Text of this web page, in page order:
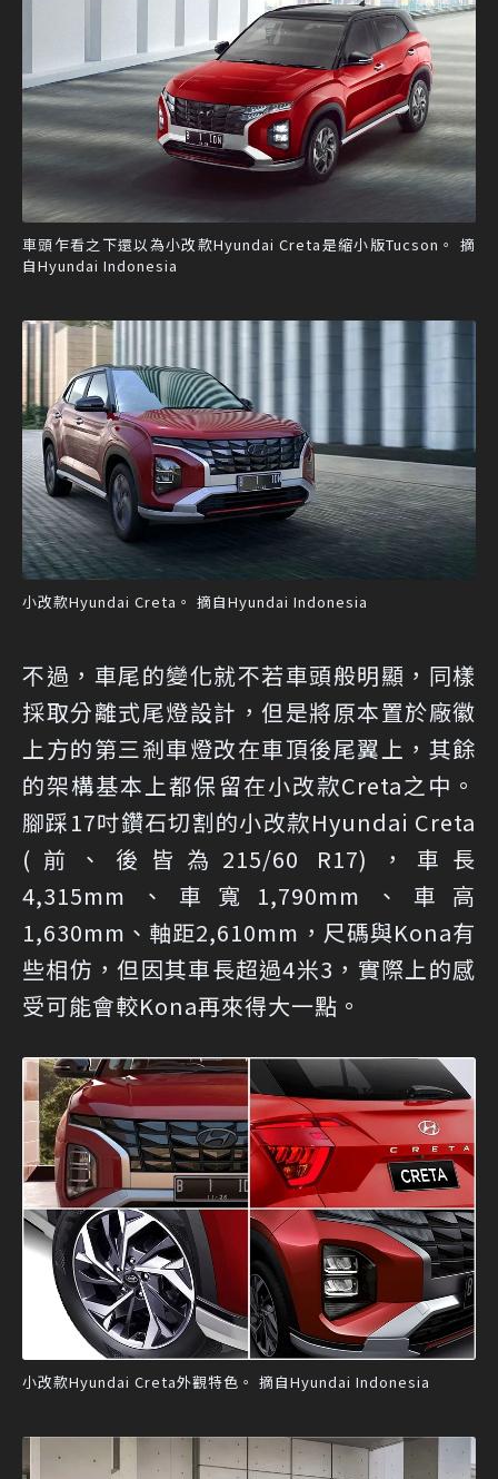
車頭乍看之下還以為小改款Hyundai Creta是縮小版Tucson。 摘
自Hyundai Indonesia
小改款Hyundai Creta。 摘自Hyundai Indonesia
不過，車尾的變化就不若車頭般明顯，同樣
採取分離式尾燈設計，但是將原本置於廠徽
上方的第三剎車燈改在車頂後尾翼上，其餘
的架構基本上都保留在小改款Creta之中。
腳踩17吋鑽石切割的小改款Hyundai Creta
(前、後皆為215/60 R17)，車長
4,315mm、車寬1,790mm、車高
1,630mm、軸距2,610mm，尺碼與Kona有
些相仿，但因其車長超過4米3，實際上的感
受可能會較Kona再來得大一點。
小改款Hyundai Creta外觀特色。 摘自Hyundai Indonesia